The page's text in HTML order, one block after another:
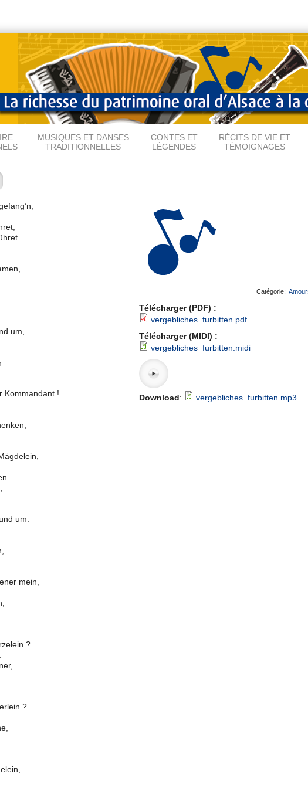
principal
MUSIQUES ET DANSES
TRADITIONNELLES
CONTES ET
LÉGENDES
RÉCITS DE VIE ET
TÉMOIGNAGES
Catégorie:
Télécharger (PDF) :
vergebliches_furbitten.pdf
Télécharger (MIDI) :
vergebliches_furbitten.midi
Download: vergebliches_furbitten.mp3
um,
Kommandant !
um.
mein,
?
?